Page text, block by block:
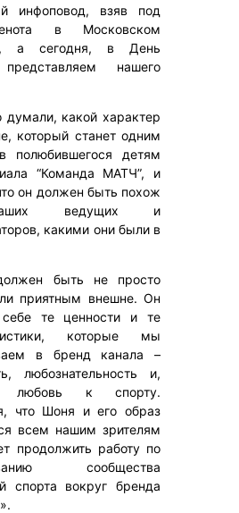
инфоповод, взяв под
в Московском
а сегодня, в День
нашего
какой характер
который станет одним
полюбившегося детям
“Команда МАТЧ”, и
он должен быть похож
ведущих и
какими они были в
быть не просто
приятным внешне. Он
те ценности и те
которые мы
в бренд канала –
любознательность и,
любовь к спорту.
что Шоня и его образ
всем нашим зрителям
продолжить работу по
сообщества
спорта вокруг бренда